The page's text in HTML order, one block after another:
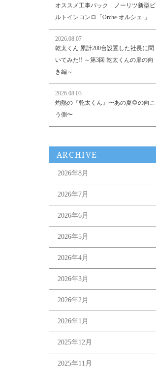
オススメ工事パック ノーリツ新型ビ
ルトインコンロ「Orche-オルシェ-」
2026.08.07
乾太くん 累計200台設置した社長に聞
いてみた!! ～第3回 乾太くんの扉の向
き編～
2026.08.03
灼熱の『乾太くん』〜あの夏🌻の向こ
う側〜
ARCHIVE
2026年8月
2026年7月
2026年6月
2026年5月
2026年4月
2026年3月
2026年2月
2026年1月
2025年12月
2025年11月